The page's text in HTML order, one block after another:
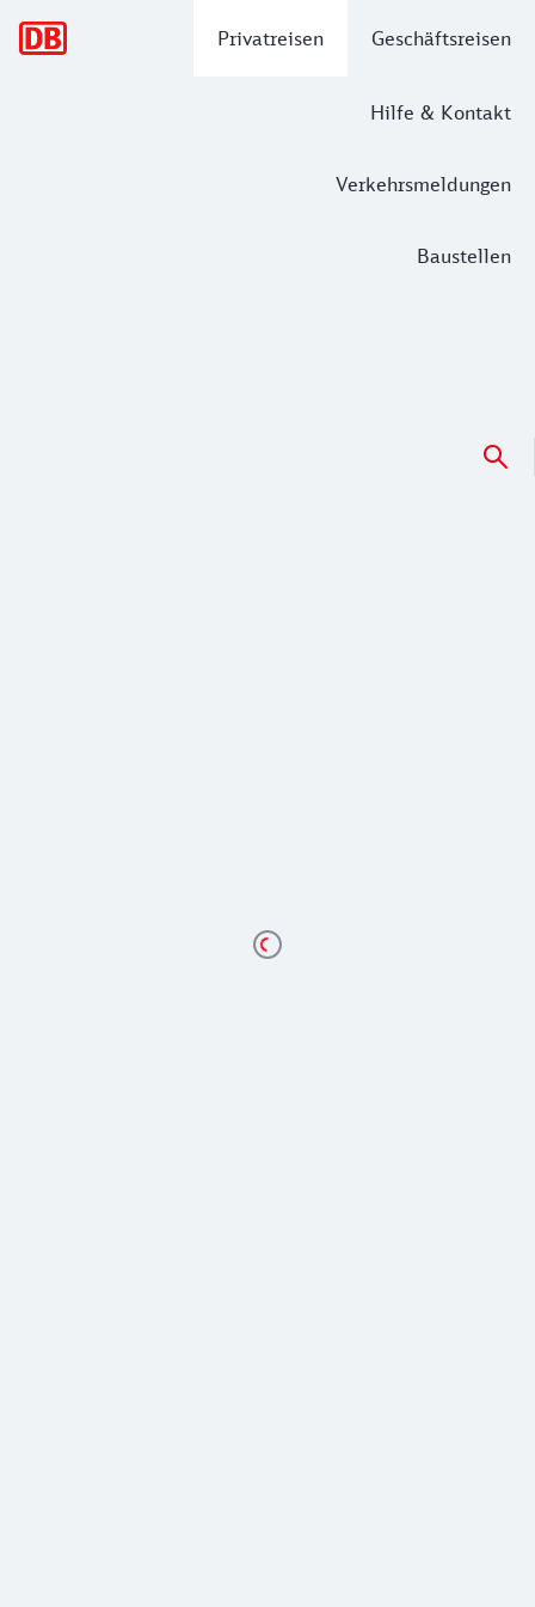
Privatreisen Geschäftsreisen
Hilfe & Kontakt
Verkehrsmeldungen
Baustellen